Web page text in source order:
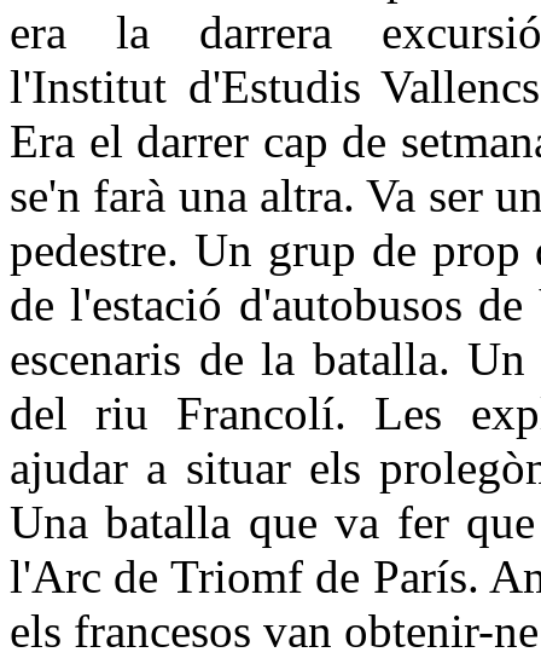
era la darrera
l'Institut d'Estudis
Era el darrer cap de
se'n farà una altra. Va ser
pedestre. Un grup de prop
de l'estació d'autobusos
escenaris de la batalla.
del riu Francolí. Les
ajudar a situar els
Una batalla que va fer
l'Arc de Triomf de París.
els francesos van obtenir-